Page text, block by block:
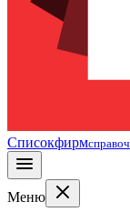
Списокфирм
Меню